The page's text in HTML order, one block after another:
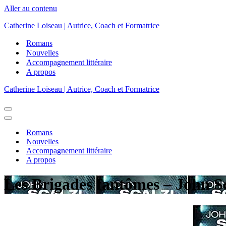
Aller au contenu
Catherine Loiseau | Autrice, Coach et Formatrice
Romans
Nouvelles
Accompagnement littéraire
A propos
Catherine Loiseau | Autrice, Coach et Formatrice
Menu
de
Menu
navigationRomans
Nouvelles
Accompagnement littéraire
A propos
Les Brigades fantômes – John